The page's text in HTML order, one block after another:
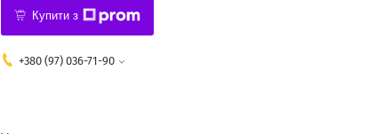
Купити з
+380 (97) 036-71-90